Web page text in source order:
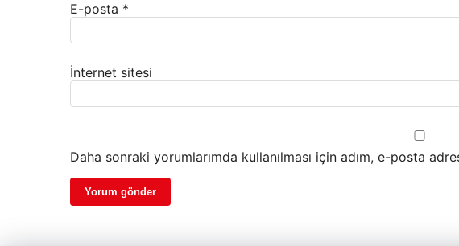
E-posta *
İnternet sitesi
Daha sonraki yorumlarımda kullanılması için adım, e-posta